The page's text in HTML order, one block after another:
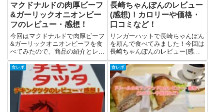
マクドナルドの肉厚ビーフ
&ガーリックオニオンビー
フのレビュー・感想！
今回はマクドナルドで肉厚ビーフ
&ガーリックオニオンビーフを食
べてみたので、商品の紹介とレビ
ュー(感想)を書いています。肉厚
ビーフ&ガーリックオニオンビー
フとは？肉厚ビーフ&ガーリック
オニオンビーフはマクドナルドと
ジュラシック・ワールドの初コ...
長崎ちゃんぽんのレビュー
(感想)！カロリーや価格・
口コミなど！
リンガーハットで長崎ちゃんぽん
を頼んで食べてみました！今回は
長崎ちゃんぽんのレビュー(感想)
とカロリー・価格・口コミなどを
書いています。リンガーハットの
長崎ちゃんぽんとは？「長崎ちゃ
んぽん」は、リンガーハットで提
供されているレギュラーメニュ...
食レポ 食レポ